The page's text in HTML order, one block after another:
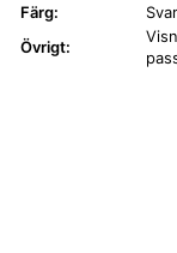
Färg:
Övrigt: